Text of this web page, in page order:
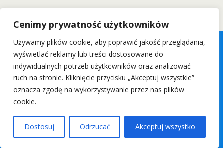
Cenimy prywatność użytkowników
Używamy plików cookie, aby poprawić jakość przeglądania,
wyświetlać reklamy lub treści dostosowane do
indywidualnych potrzeb użytkowników oraz analizować
ruch na stronie. Kliknięcie przycisku „Akceptuj wszystkie”
oznacza zgodę na wykorzystywanie przez nas plików
cookie.
Dostosuj Odrzucać Akceptuj wszystko